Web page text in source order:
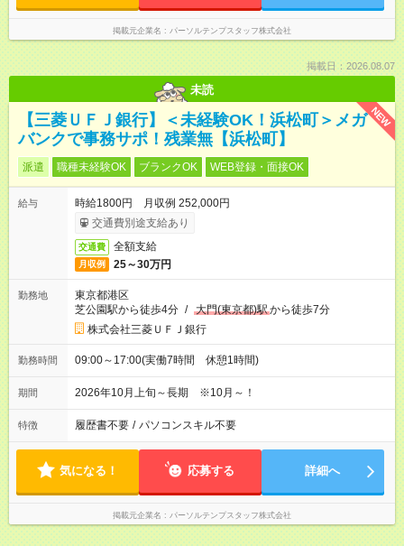
掲載元企業名 パーソルテンプスタッフ株式会社
掲載日：2026.08.07
未読
NEW
【三菱ＵＦＪ銀行】＜未経験OK！浜松町＞メガ
バンクで事務サポ！残業無【浜松町】
派遣 職種未経験OK ブランクOK WEB登録・面接OK
給与
時給1800円 月収例 252,000円
交通費別途支給あり
交通費 全額支給
月収例 25～30万円
勤務地
東京都港区
芝公園駅から徒歩4分 / 大門(東京都)駅から徒歩7分
株式会社三菱ＵＦＪ銀行
勤務時間 09:00～17:00(実働7時間 休憩1時間)
期間 2026年10月上旬～長期 ※10月～！
特徴 履歴書不要 / パソコンスキル不要
気になる！ 応募する 詳細へ
掲載元企業名 パーソルテンプスタッフ株式会社